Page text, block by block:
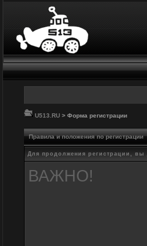
U513.RU > Форма регистрации
Правила и положения по регистрации
Для продолжения регистрации,
ВАЖНО!